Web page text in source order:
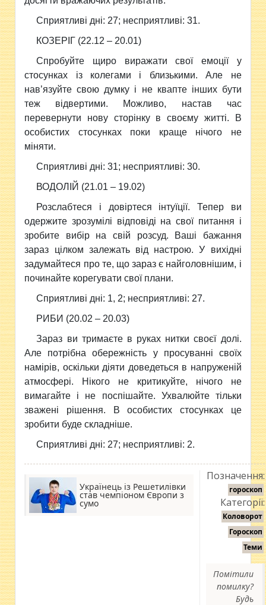
Сприятливi днi: 27; несприятливi: 31.
КОЗЕРIГ (22.12 – 20.01)
Спробуйте щиро виражати свої емоцiї у
стосунках із колегами i близькими. Але не
нав’язуйте свою думку i не квапте iнших бути
теж вiдвертими. Можливо, настав час
перевернути нову сторiнку в своєму життi. В
особистих стосунках поки краще нiчого не
мiняти.
Сприятливi днi: 31; несприятливi: 30.
ВОДОЛIЙ (21.01 – 19.02)
Розслабтеся i довiртеся iнтуїцiї. Тепер ви
одержите зрозумілі вiдповiдi на свої питання i
зробите вибiр на свiй розсуд. Вашi бажання
зараз цілком залежать від настрою. У вихiднi
задумайтеся про те, що зараз є найголовнiшим, i
починайте корегувати свої плани.
Сприятливi днi: 1, 2; несприятливi: 27.
РИБИ (20.02 – 20.03)
Зараз ви тримаєте в руках нитки своєї долi.
Але потрiбна обережнiсть у просуваннi своїх
намiрiв, оскiльки дiяти доведеться в напруженiй
атмосферi. Нiкого не критикуйте, нічого не
вимагайте i не поспiшайте. Ухвалюйте тiльки
зваженi рiшення. В особистих стосунках це
зробити буде складнiше.
Сприятливi днi: 27; несприятливi: 2.
Українець із Решетилівки
став чемпіоном Європи з
сумо
Позначення:
гороскоп
Категорії:
Коловорот
Гороскоп
Теми
Помітили
помилку?
Будь